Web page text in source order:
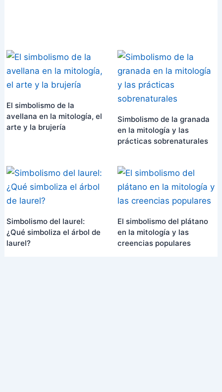
El simbolismo de la
avellana en la mitología, el
arte y la brujería
Simbolismo de la granada
en la mitología y las
prácticas sobrenaturales
Simbolismo del laurel:
¿Qué simboliza el árbol de
laurel?
El simbolismo del plátano
en la mitología y las
creencias populares